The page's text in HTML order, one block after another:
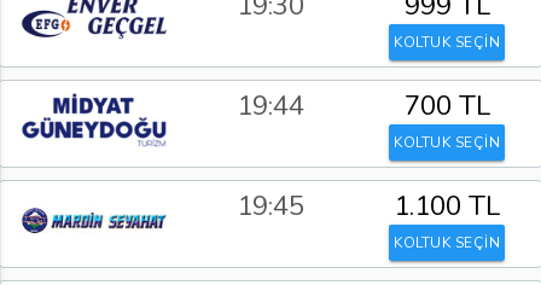
KOLTUK SEÇİN
19:44 700 TL
KOLTUK SEÇİN
19:45 1.100 TL
KOLTUK SEÇİN